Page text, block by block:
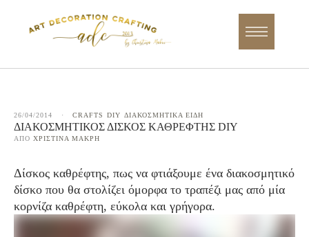
26/04/2014 · CRAFTS DIY ΔΙΑΚΟΣΜΗΤΙΚΑ ΕΙΔΗ
ΔΙΑΚΟΣΜΗΤΙΚΌΣ ΔΊΣΚΟΣ ΚΑΘΡΈΦΤΗΣ DIY
ΑΠΌ ΧΡΙΣΤΊΝΑ ΜΑΚΡΉ
Δίσκος καθρέφτης, πως να φτιάξουμε ένα διακοσμητικό
δίσκο που θα στολίζει όμορφα το τραπέζι μας από μία
κορνίζα καθρέφτη, εύκολα και γρήγορα.